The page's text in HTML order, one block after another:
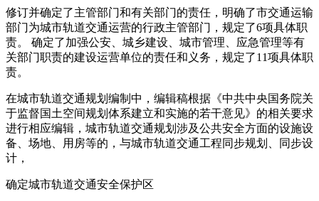
修订并确定了主管部门和有关部门的责任，明确了市交通运输
部门为城市轨道交通运营的行政主管部门，规定了6项具体职
责。 确定了加强公安、城乡建设、城市管理、应急管理等有
关部门职责的建设运营单位的责任和义务，规定了11项具体职
责。
在城市轨道交通规划编制中，编辑稿根据《中共中央国务院关
于监督国土空间规划体系建立和实施的若干意见》的相关要求
进行相应编辑，城市轨道交通规划涉及公共安全方面的设施设
备、场地、用房等的，与城市轨道交通工程同步规划、同步设
计，
确定城市轨道交通安全保护区